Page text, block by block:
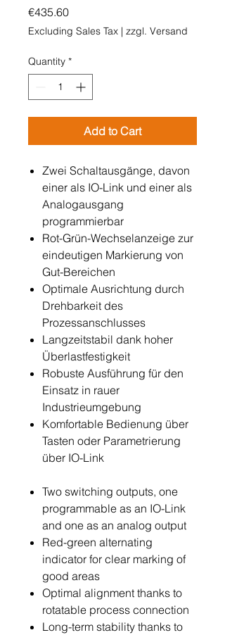
€435.60Price
Excluding Sales Tax | zzgl. Versand
Quantity *
Add to Cart
Zwei Schaltausgänge, davon
einer als IO-Link und einer als
Analogausgang
programmierbar
Rot-Grün-Wechselanzeige zur
eindeutigen Markierung von
Gut-Bereichen
Optimale Ausrichtung durch
Drehbarkeit des
Prozessanschlusses
Langzeitstabil dank hoher
Überlastfestigkeit
Robuste Ausführung für den
Einsatz in rauer
Industrieumgebung
Komfortable Bedienung über
Tasten oder Parametrierung
über IO-Link
Two switching outputs, one
programmable as an IO-Link
and one as an analog output
Red-green alternating
indicator for clear marking of
good areas
Optimal alignment thanks to
rotatable process connection
Long-term stability thanks to